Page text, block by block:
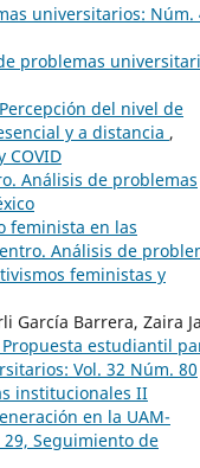
universitarios: Núm.
problemas
Percepción del nivel de
y a distancia ,
COVID
Análisis de problemas
feminista en las
Análisis de
feministas y
García Barrera, Zaira
Propuesta estudiantil
Vol. 32 Núm. 80
institucionales II
en la UAM-
Seguimiento de